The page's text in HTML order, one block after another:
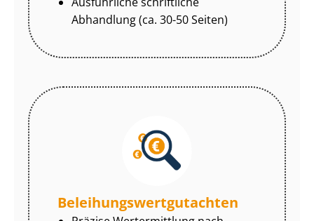
Abhandlung (ca. 30-50 Seiten)
Be­lei­hungs­wert­gut­ach­ten